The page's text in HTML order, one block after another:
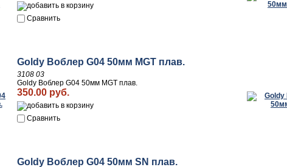
Сравнить
Goldy Воблер G04 50мм MGT плав.
3108 03
Goldy Воблер G04 50мм MGT плав.
350.00 руб.
Сравнить
Goldy Воблер G04 50мм SN плав.